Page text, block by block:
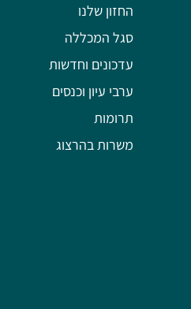
החזון שלנו
סגל המכללה
עדכונים וחדשות
ערבי עיון וכנסים
תרומות
משרות בהרצוג